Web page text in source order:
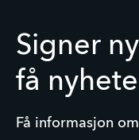
Signer
få
Få informasjon